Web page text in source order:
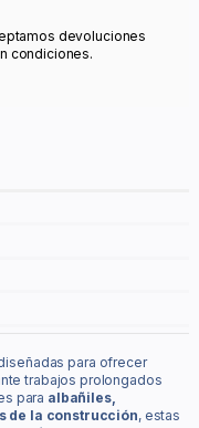
devoluciones
condiciones.
para ofrecer
trabajos prolongados
para albañiles,
de la construcción, estas